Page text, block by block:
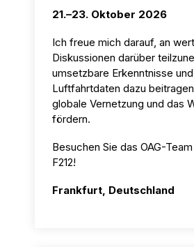
21.–23. Oktober 2026
Ich freue mich darauf, an
Diskussionen darüber
umsetzbare Erkenntnisse und
Luftfahrtdaten dazu
globale Vernetzung und das
fördern.
Besuchen Sie das OAG-
F212!
Frankfurt, Deutschland